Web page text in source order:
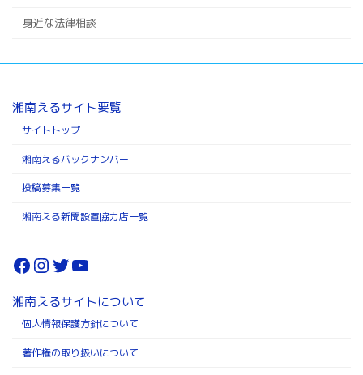
身近な法律相談
湘南えるサイト要覧
サイトトップ
湘南えるバックナンバー
投稿募集一覧
湘南える新聞設置協力店一覧
Facebook
Instagram
Twitter
YouTube
湘南えるサイトについて
個人情報保護方針について
著作権の取り扱いについて